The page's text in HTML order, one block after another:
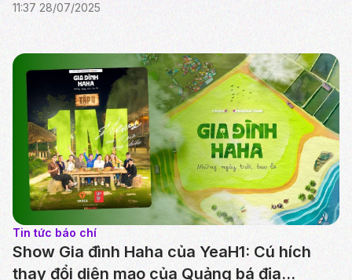
11:37 28/07/2025
Tin tức báo chí
Show Gia đình Haha của YeaH1: Cú hích
thay đổi diện mạo của Quảng bá địa